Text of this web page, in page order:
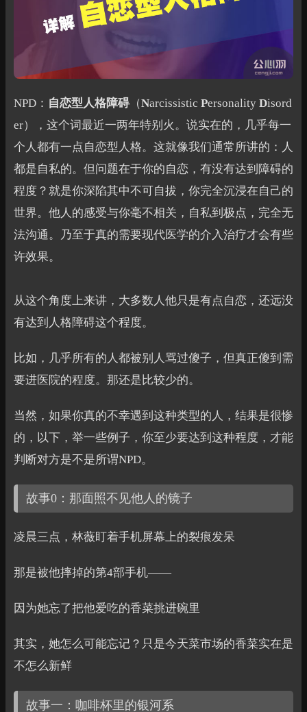
NPD： 自恋型人格障碍（Narcissistic Personality Disord
er），这个词最近一两年特别火。说实在的，几乎每一
个人都有一点自恋型人格。这就像我们通常所讲的：人
都是自私的。但问题在于你的自恋，有没有达到障碍的
程度？就是你深陷其中不可自拔，你完全沉浸在自己的
世界。他人的感受与你毫不相关，自私到极点，完全无
法沟通。乃至于真的需要现代医学的介入治疗才会有些
许效果。
从这个角度上来讲，大多数人他只是有点自恋，还远没
有达到人格障碍这个程度。
比如，几乎所有的人都被别人骂过傻子，但真正傻到需
要进医院的程度。那还是比较少的。
当然，如果你真的不幸遇到这种类型的人，结果是很惨
的，以下，举一些例子，你至少要达到这种程度，才能
判断对方是不是所谓NPD。
故事0：那面照不见他人的镜子
凌晨三点，林薇盯着手机屏幕上的裂痕发呆
那是被他摔掉的第4部手机——
因为她忘了把他爱吃的香菜挑进碗里
其实，她怎么可能忘记？只是今天菜市场的香菜实在是
不怎么新鲜
故事一：咖啡杯里的银河系